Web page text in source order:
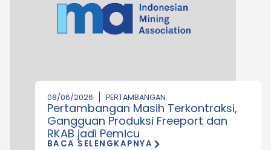
08/06/2026 PERTAMBANGAN
Pertambangan Masih Terkontraksi,
Gangguan Produksi Freeport dan
RKAB jadi Pemicu
BACA SELENGKAPNYA